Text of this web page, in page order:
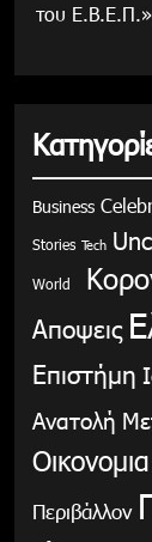
του Ε.Β.Ε.Π.»
Business
Stories Tech
World
Αποψεις
Επιστήμη
Ανατολή
Οικονομια
Περιβάλλον